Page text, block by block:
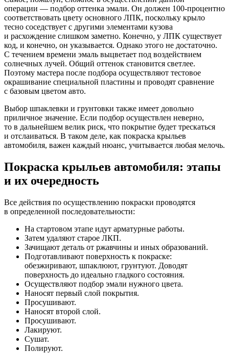
операции — подбор оттенка эмали. Он должен 100-процентно
соответствовать цвету основного ЛПК, поскольку крыло
тесно соседствует с другими элементами кузова
и расхождение слишком заметно. Конечно, у ЛПК существует
код, и конечно, он указывается. Однако этого не достаточно.
С течением времени эмаль выцветает под воздействием
солнечных лучей. Общий оттенок становится светлее.
Поэтому мастера после подбора осуществляют тестовое
окрашивание специальной пластины и проводят сравнение
с базовым цветом авто.
Выбор шпаклевки и грунтовки также имеет довольно
приличное значение. Если подбор осуществлен неверно,
то в дальнейшем велик риск, что покрытие будет трескаться
и отслаиваться. В таком деле, как покраска крыльев
автомобиля, важен каждый нюанс, учитывается любая мелочь.
Покраска крыльев автомобиля: этапы
и их очередность
Все действия по осуществлению покраски проводятся
в определенной последовательности:
На стартовом этапе идут арматурные работы.
Затем удаляют старое ЛКП.
Зачищают деталь от ржавчины и иных образований.
Подготавливают поверхность к покраске:
обезжиривают, шпаклюют, грунтуют. Доводят
поверхность до идеально гладкого состояния.
Осуществляют подбор эмали нужного цвета.
Наносят первый слой покрытия.
Просушивают.
Наносят второй слой.
Просушивают.
Лакируют.
Сушат.
Полируют.